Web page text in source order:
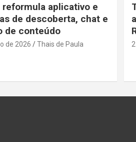
reformula aplicativo e
de descoberta, chat e
de conteúdo
de 2026 Thais de Paula